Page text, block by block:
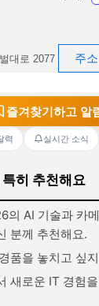
대로 2077 주
즐겨찾기하고 알
력 실시간 소식
히 추천해요
의 AI 기술과 카
분께 추천해요.
품을 놓치고 싶
새로운 IT 경험